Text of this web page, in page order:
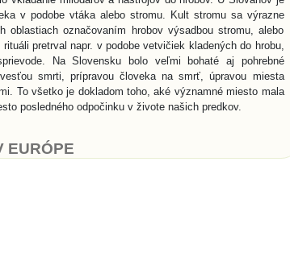
v podobe vtáka alebo stromu. Kult stromu sa výrazne
oblastiach označovaním hrobov výsadbou stromu, alebo
pretrval napr. v podobe vetvičiek kladených do hrobu,
Na Slovensku bolo veľmi bohaté aj pohrebné
smrti, prípravou človeka na smrť, úpravou miesta
To všetko je dokladom toho, aké významné miesto mala
posledného odpočinku v živote našich predkov.
EURÓPE